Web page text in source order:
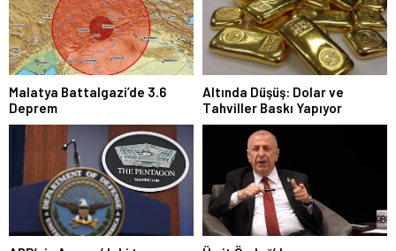
Malatya Battalgazi’de 3.6
Deprem
Altında Düşüş: Dolar ve
Tahviller Baskı Yapıyor